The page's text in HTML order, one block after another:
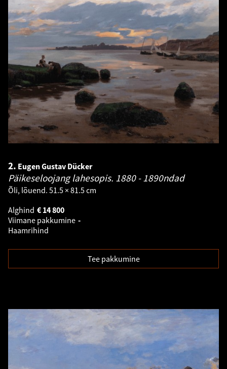
2. Eugen Gustav Dücker
Päikeseloojang lahesopis. 1880 - 1890ndad
Õli, lõuend. 51.5 × 81.5 cm
Alghind
14 800
€
Viimane pakkumine -
Haamrihind
Tee pakkumine